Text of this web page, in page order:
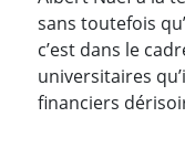
sans toutefois
c’est dans le
universitaires
financiers